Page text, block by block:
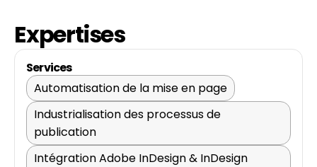
Expertises
Services
Automatisation de la mise en page
Industrialisation des processus de
publication
Intégration Adobe InDesign & InDesign